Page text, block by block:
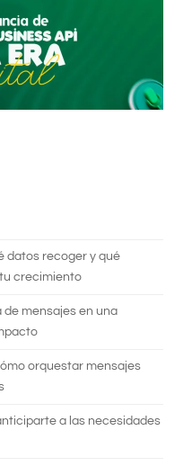
datos recoger y qué
crecimiento
mensajes en una
orquestar mensajes
a las necesidades